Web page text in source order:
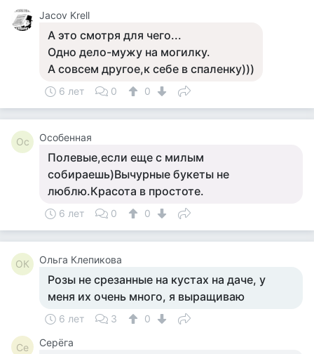
Jacov Krell
А это смотря для чего...
Одно дело-мужу на могилку.
А совсем другое,к себе в спаленку)))
6 лет 0 0
Ос Особенная
Полевые,если еще с милым
собираешь)Вычурные букеты не
люблю.Красота в простоте.
6 лет 0 0
ОК Ольга Клепикова
Розы не срезанные на кустах на даче, у
меня их очень много, я выращиваю
6 лет 3 0
Се Серёга